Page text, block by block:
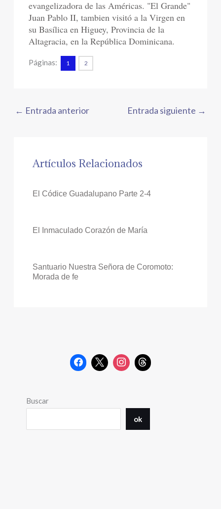
evangelizadora de las Américas. "El Grande"
Juan Pablo II, tambien visitó a la Virgen en
su Basílica en Higuey, Provincia de la
Altagracia, en la República Dominicana.
Páginas: 1 2
← Entrada anterior Entrada siguiente →
Artículos Relacionados
El Códice Guadalupano Parte 2-4
El Inmaculado Corazón de María
Santuario Nuestra Señora de Coromoto:
Morada de fe
Buscar
ok